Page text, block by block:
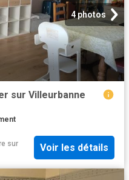
4 photos
sur Villeurbanne
sur
Voir les détails